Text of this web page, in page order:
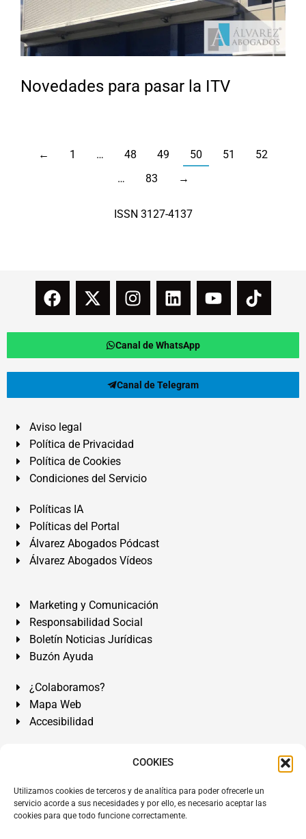
COOKIES
Utilizamos cookies de terceros y de analítica para poder ofrecerle un
servicio acorde a sus necesidades y por ello, es necesario aceptar las
cookies para que todo funcione correctamente.
Novedades para pasar la ITV
← 1 … 48 49 50 51
52
…
83 →
ISSN 3127-4137
Canal de WhatsApp
Canal de Telegram
Aviso legal
Política de Privacidad
Política de Cookies
Condiciones del Servicio
Políticas IA
Políticas del Portal
Álvarez Abogados Pódcast
Álvarez Abogados Vídeos
Marketing y Comunicación
Responsabilidad Social
Boletín Noticias Jurídicas
Buzón Ayuda
¿Colaboramos?
Mapa Web
Accesibilidad
Álvarez Abogados Tenerife:Calle Teobaldo Power Nº 7,
2º Derecha, El Médano, Granadilla de Abona, Santa Cruz
de Tenerife. Islas Canarias.
Somos Abogados especialistas del Derecho desde 1954.